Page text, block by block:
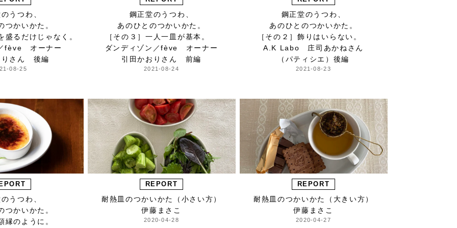
うつわ、
つかいかた。
盛るだけじゃなく。
fève オーナー
りさん 後編
08-25
鋼正堂のうつわ、
あのひとのつかいかた。
［その３］一人一皿が基本。
ダンディゾン／fève オーナー
引田かおりさん 前編
2021-08-24
鋼正堂のうつわ、
あのひとのつかいかた。
［その２］飾りはいらない。
A.K Labo 庄司あかねさん
（パティシエ）後編
2021-08-23
うつわ、
つかいかた。
縁のように。
REPORT
耐熱皿のつかいかた（小さい方）
伊藤まさこ
2020-04-28
REPORT
耐熱皿のつかいかた（大きい方）
伊藤まさこ
2020-04-27